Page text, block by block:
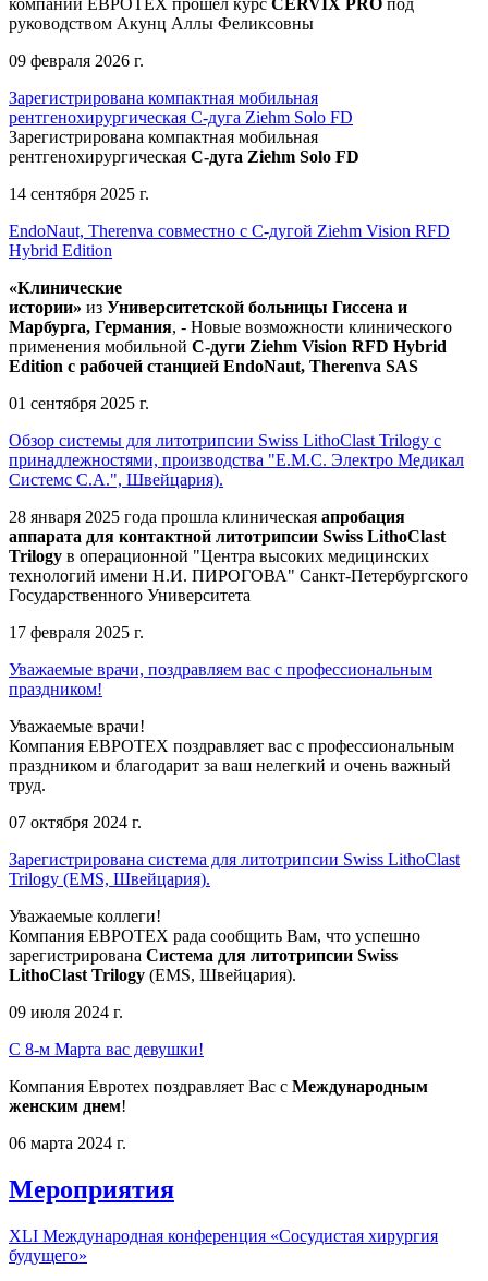
руководством Акунц Аллы Феликсовны
09 февраля 2026 г.
Зарегистрирована компактная мобильная
рентгенохирургическая С-дуга Ziehm Solo FD
Зарегистрирована компактная мобильная
рентгенохирургическая С-дуга Ziehm Solo FD
14 сентября 2025 г.
EndoNaut, Therenva совместно с С-дугой Ziehm Vision RFD
Hybrid Edition
«Клинические
истории» из Университетской больницы Гиссена и
Марбурга, Германия, - Новые возможности клинического
применения мобильной С-дуги Ziehm Vision RFD Hybrid
Edition с рабочей станцией EndoNaut, Therenva SAS
01 сентября 2025 г.
Обзор системы для литотрипсии Swiss LithoClast Trilogy с
принадлежностями, производства "Е.М.С. Электро Медикал
Системс С.А.", Швейцария).
28 января 2025 года прошла клиническая апробация
аппарата для контактной литотрипсии Swiss LithoClast
Trilogy в операционной "Центра высоких медицинских
технологий имени Н.И. ПИРОГОВА" Санкт-Петербургского
Государственного Университета
17 февраля 2025 г.
Уважаемые врачи, поздравляем вас с профессиональным
праздником!
Уважаемые врачи!
Компания ЕВРОТЕХ поздравляет вас с профессиональным
праздником и благодарит за ваш нелегкий и очень важный
труд.
07 октября 2024 г.
Зарегистрирована система для литотрипсии Swiss LithoClast
Trilogy (EMS, Швейцария).
Уважаемые коллеги!
Компания ЕВРОТЕХ рада сообщить Вам, что успешно
зарегистрирована Система для литотрипсии Swiss
LithoClast Trilogy (EMS, Швейцария).
09 июля 2024 г.
С 8-м Марта вас девушки!
Компания Евротех поздравляет Вас с Международным
женским днем!
06 марта 2024 г.
Мероприятия
XLI Международная конференция «Сосудистая хирургия
будущего»